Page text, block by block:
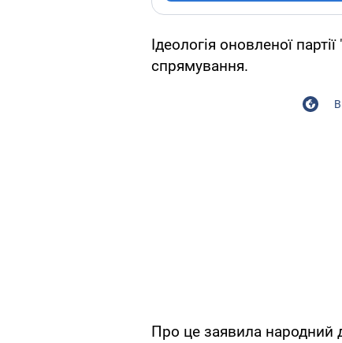
Ідеологія оновленої
спрямування.
Про це заявила народний